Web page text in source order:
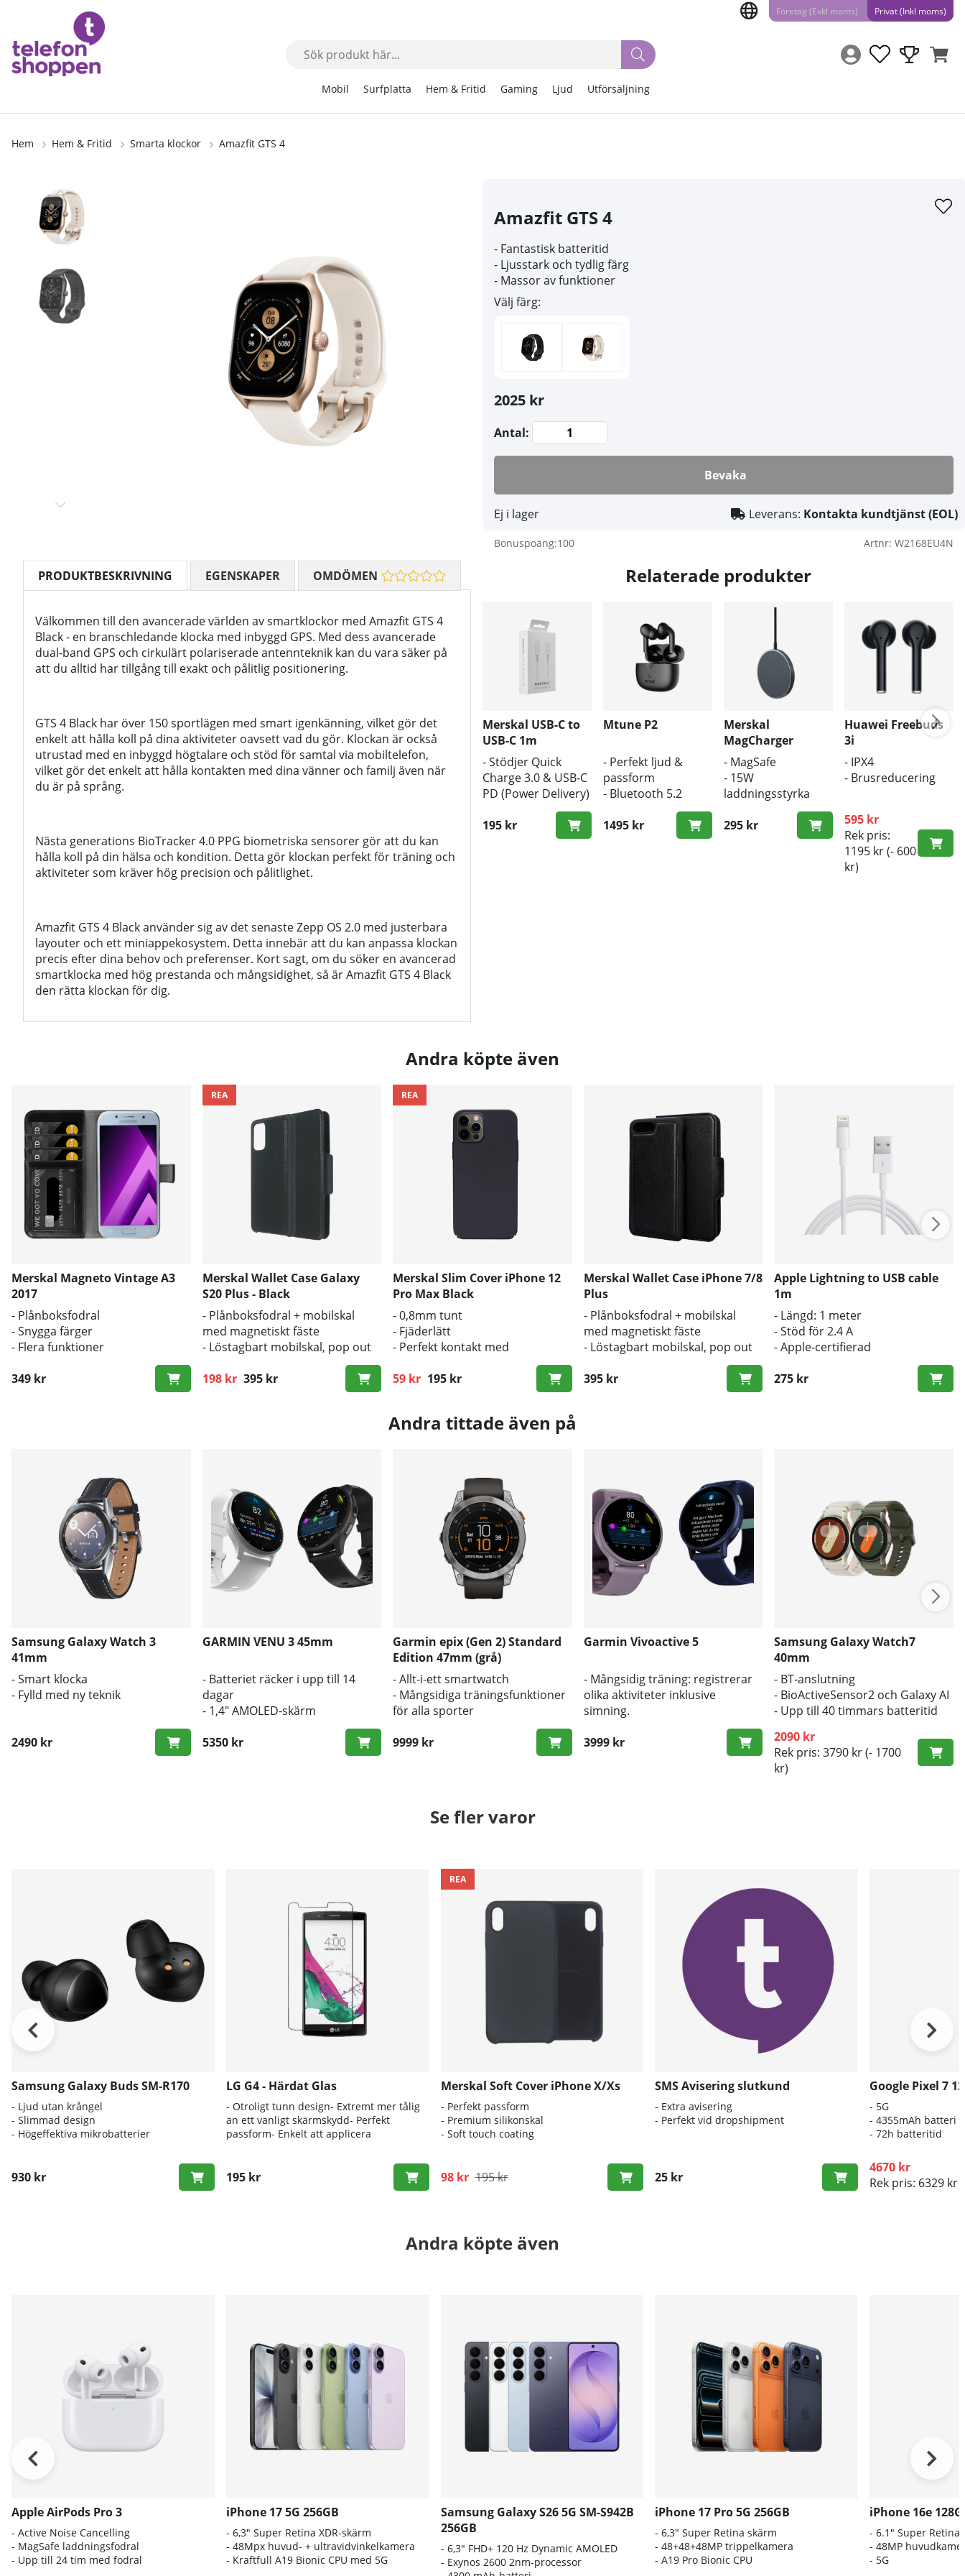
Företag (Exkl moms) Privat (Inkl moms)
Mobil Surfplatta Hem & Fritid Gaming Ljud Utförsäljning
Hem Hem & Fritid Smarta klockor Amazfit GTS 4
Produktbilder
Amazfit GTS 4
- Fantastisk batteritid
- Ljusstark och tydlig färg
- Massor av funktioner
Välj färg:
2025 kr
Antal:
Bevaka
Ej i lager Leverans: Kontakta kundtjänst (EOL)
Bonuspoäng:100 Artnr: W2168EU4N
PRODUKTBESKRIVNING
Välkommen till den avancerade världen av smartklockor med Amazfit GTS 4
Black - en branschledande klocka med inbyggd GPS. Med dess avancerade
dual-band GPS och cirkulärt polariserade antennteknik kan du vara säker på
att du alltid har tillgång till exakt och pålitlig positionering.
GTS 4 Black har över 150 sportlägen med smart igenkänning, vilket gör det
enkelt att hålla koll på dina aktiviteter oavsett vad du gör. Klockan är också
utrustad med en inbyggd högtalare och stöd för samtal via mobiltelefon,
vilket gör det enkelt att hålla kontakten med dina vänner och familj även när
du är på språng.
Nästa generations BioTracker 4.0 PPG biometriska sensorer gör att du kan
hålla koll på din hälsa och kondition. Detta gör klockan perfekt för träning och
aktiviteter som kräver hög precision och pålitlighet.
Amazfit GTS 4 Black använder sig av det senaste Zepp OS 2.0 med justerbara
layouter och ett miniappekosystem. Detta innebär att du kan anpassa klockan
precis efter dina behov och preferenser. Kort sagt, om du söker en avancerad
smartklocka med hög prestanda och mångsidighet, så är Amazfit GTS 4 Black
den rätta klockan för dig.
EGENSKAPER OMDÖMEN Relaterade produkter
Merskal USB-C to
USB-C 1m
- Stödjer Quick
Charge 3.0 & USB-C
PD (Power Delivery)
- Snabb hastighet
195 kr
Mtune P2
- Perfekt ljud &
passform
- Bluetooth 5.2
- Trådlös laddning
1495 kr
Merskal
MagCharger
- MagSafe
- 15W
laddningsstyrka
- Trådlös laddare
295 kr
Huawei Freebuds
3i
- IPX4
- Brusreducering
595 kr
Rek pris:
1195 kr(- 600
kr)
Andra köpte även
Merskal Magneto Vintage A3
2017
- Plånboksfodral
- Snygga färger
- Flera funktioner
349 kr
REA
Merskal Wallet Case Galaxy
S20 Plus - Black
- Plånboksfodral + mobilskal
med magnetiskt fäste
- Löstagbart mobilskal, pop out
198 kr 395 kr
Ordinarie pris:
REA
Merskal Slim Cover iPhone 12
Pro Max Black
- 0,8mm tunt
- Fjäderlätt
- Perfekt kontakt med
59 kr 195 kr
Ordinarie pris:
Merskal Wallet Case iPhone 7/8
Plus
- Plånboksfodral + mobilskal
med magnetiskt fäste
- Löstagbart mobilskal, pop out
395 kr
Apple Lightning to USB cable
1m
- Längd: 1 meter
- Stöd för 2.4 A
- Apple-certifierad
275 kr
Andra tittade även på
Samsung Galaxy Watch 3
41mm
- Smart klocka
- Fylld med ny teknik
2490 kr
GARMIN VENU 3 45mm
- Batteriet räcker i upp till 14
dagar
- 1,4" AMOLED-skärm
mikrofon
5350 kr
Garmin epix (Gen 2) Standard
Edition 47mm (grå)
- Allt-i-ett smartwatch
- Mångsidiga träningsfunktioner
för alla sporter
- Barometrisk höjdmätare och
kompass för precision
9999 kr
Garmin Vivoactive 5
- Mångsidig träning: registrerar
olika aktiviteter inklusive
simning.
- Optimal läsbarhet: tack vare
AMOLED-skärmen även i solljus.
- Hälsokontroll: pulsmätning,
3999 kr
Samsung Galaxy Watch7
40mm
- BT-anslutning
- BioActiveSensor2 och Galaxy AI
- Upp till 40 timmars batteritid
2090 kr
Rek pris: 3790 kr(- 1700
kr)
Se fler varor
Samsung Galaxy Buds SM-R170
- Ljud utan krångel
- Slimmad design
- Högeffektiva mikrobatterier
930 kr
LG G4 - Härdat Glas
- Otroligt tunn design- Extremt mer tålig
än ett vanligt skärmskydd- Perfekt
passform- Enkelt att applicera
195 kr
REA
Merskal Soft Cover iPhone X/Xs
- Perfekt passform
- Premium silikonskal
- Soft touch coating
98 kr 195 kr
SMS Avisering slutkund
- Extra avisering
- Perfekt vid dropshipment
25 kr
Google Pixel 7
- 5G
- 4355mAh batteri
- 72h batteritid
4670 kr
Rek pris: 6329 kr
Andra köpte även
Apple AirPods Pro 3
- Active Noise Cancelling
- MagSafe laddningsfodral
- Upp till 24 tim med fodral
iPhone 17 5G 256GB
- 6,3" Super Retina XDR-skärm
- 48Mpx huvud- + ultravidvinkelkamera
- Kraftfull A19 Bionic CPU med 5G
Samsung Galaxy S26 5G SM-S942B
256GB
- 6,3" FHD+ 120 Hz Dynamic AMOLED
- Exynos 2600 2nm-processor
iPhone 17 Pro 5G 256GB
- 6,3" Super Retina skärm
- 48+48+48MP trippelkamera
-A19 Pro Bionic CPU
iPhone 16e
- 6.1″ Super Retina
- 48MP
- 5G